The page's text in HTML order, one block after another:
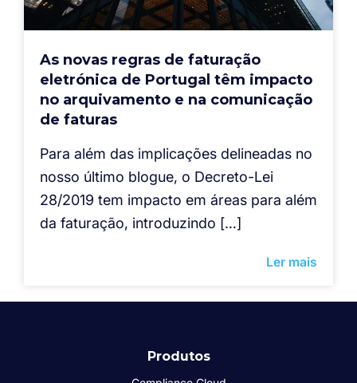
As novas regras de faturação
eletrónica de Portugal têm impacto
no arquivamento e na comunicação
de faturas
Para além das implicações delineadas no
nosso último blogue, o Decreto-Lei
28/2019 tem impacto em áreas para além
da faturação, introduzindo […]
Ler mais
Produtos